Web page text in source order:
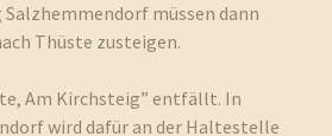
müssen dann
Thüste zusteigen.
Am Kirchsteig” entfällt. In
wird dafür an der Haltestelle